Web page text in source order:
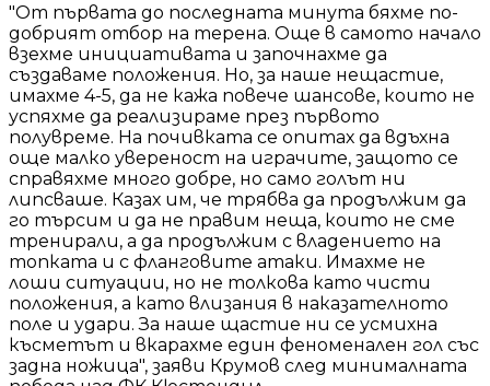
"От първата до последната минута бяхме по-
добрият отбор на терена. Още в самото начало
взехме инициативата и започнахме да
създаваме положения. Но, за наше нещастие,
имахме 4-5, да не кажа повече шансове, които не
успяхме да реализираме през първото
полувреме. На почивката се опитах да вдъхна
още малко увереност на играчите, защото се
справяхме много добре, но само голът ни
липсваше. Казах им, че трябва да продължим да
го търсим и да не правим неща, които не сме
тренирали, а да продължим с владението на
топката и с фланговите атаки. Имахме не
лоши ситуации, но не толкова като чисти
положения, а като влизания в наказателното
поле и удари. За наше щастие ни се усмихна
късметът и вкарахме един феноменален гол със
задна ножица", заяви Крумов след минималната